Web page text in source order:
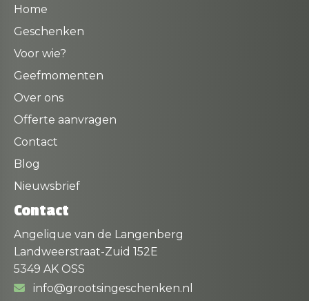
Home
Geschenken
Voor wie?
Geefmomenten
Over ons
Offerte aanvragen
Contact
Blog
Nieuwsbrief
Contact
Angelique van de Langenberg
Landweerstraat-Zuid 152E
5349 AK OSS
info@grootsingeschenken.nl